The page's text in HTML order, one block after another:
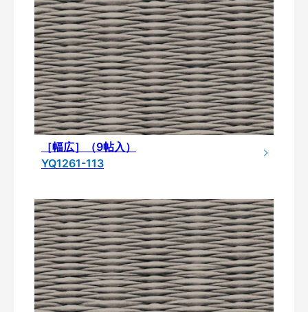
［幅広］（9帖入）
YQ1261-113